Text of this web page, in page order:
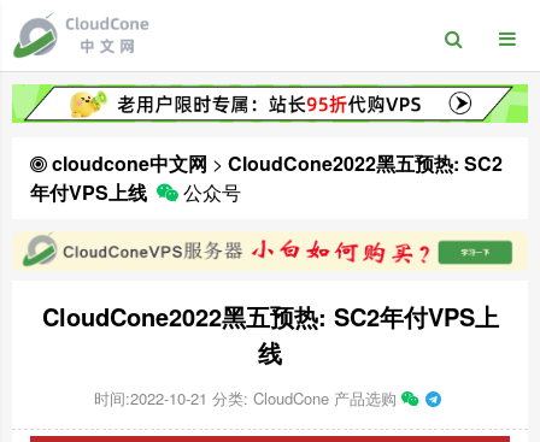
cloudcone中文网 > CloudCone2022黑五预热: SC2
年付VPS上线
公众号
CloudCone2022黑五预热: SC2年付VPS上
线
时间:2022-10-21 分类: CloudCone 产品选购